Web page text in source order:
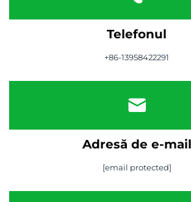
Telefonul
+86-13958422291
Adresă de e-mail
[email protected]